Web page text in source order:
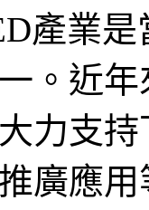
產業
。近
力支
廣應